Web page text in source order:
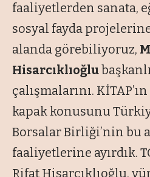
faaliyetlerden sanata,
sosyal fayda
alanda görebiliyoruz,
Hisarcıklıoğlu
çalışmalarını.
kapak konusunu
Borsalar Birliği’nin bu
faaliyetlerine ayırdık.
Rifat Hisarcıklıoğlu,